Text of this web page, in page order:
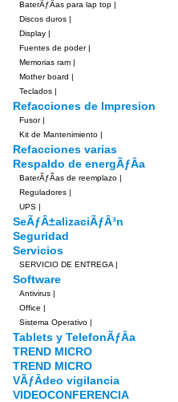
BaterÃƒÂ­as para lap top |
Discos duros |
Display |
Fuentes de poder|
Memorias ram |
Mother board |
Teclados |
Refacciones de Impresion
Fusor|
Kit de Mantenimiento |
Refacciones varias
Respaldo de energÃƒÂ­a
BaterÃƒÂ­as de reemplazo |
Reguladores |
UPS |
SeÃƒÂ±alizaciÃƒÂ³n
Seguridad
Servicios
SERVICIO DE ENTREGA |
Software
Antivirus |
Office |
Sistema Operativo |
Tablets y TelefonÃƒÂ­a
TREND MICRO
TREND MICRO
VÃƒÂ­deo vigilancia
VIDEOCONFERENCIA